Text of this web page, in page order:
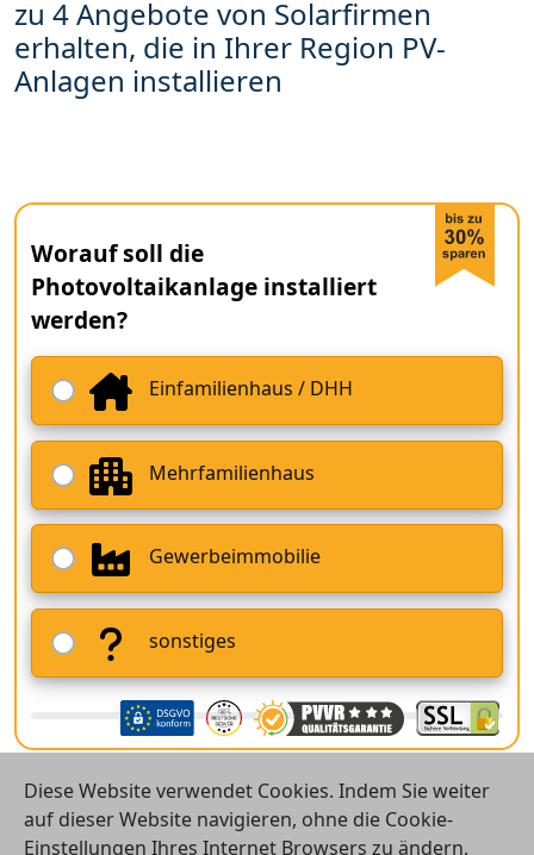
zu 4 Angebote von Solarfirmen
erhalten, die in Ihrer Region PV-
Anlagen installieren
Worauf soll die
Photovoltaikanlage installiert
werden?
Einfamilienhaus / DHH
Mehrfamilienhaus
Gewerbeimmobilie
sonstiges
Diese Website verwendet Cookies. Indem Sie weiter
auf dieser Website navigieren, ohne die Cookie-
Einstellungen Ihres Internet Browsers zu ändern,